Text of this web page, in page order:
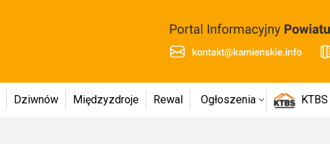
Dziwnów Międzyzdroje Rewal Ogłoszenia KTBS